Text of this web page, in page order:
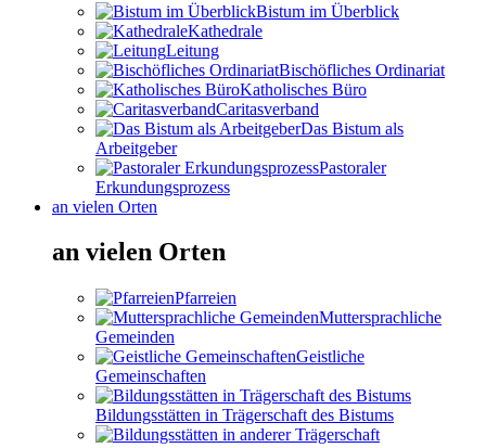
Bistum im Überblick
Kathedrale
Leitung
Bischöfliches Ordinariat
Katholisches Büro
Caritasverband
Das Bistum als
Arbeitgeber
Pastoraler
Erkundungsprozess
an vielen Orten
an vielen Orten
Pfarreien
Muttersprachliche
Gemeinden
Geistliche
Gemeinschaften
Bildungsstätten in Trägerschaft des Bistums